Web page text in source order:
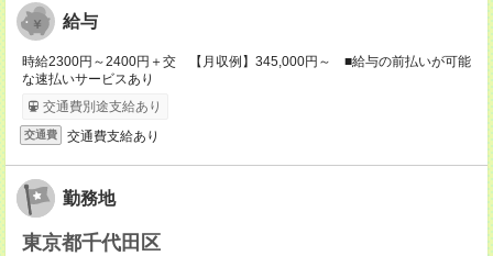
給与
時給2300円～2400円＋交 【月収例】345,000円～ ■給与の前払いが可能
な速払いサービスあり
交通費別途支給あり
交通費 交通費支給あり
勤務地
東京都千代田区